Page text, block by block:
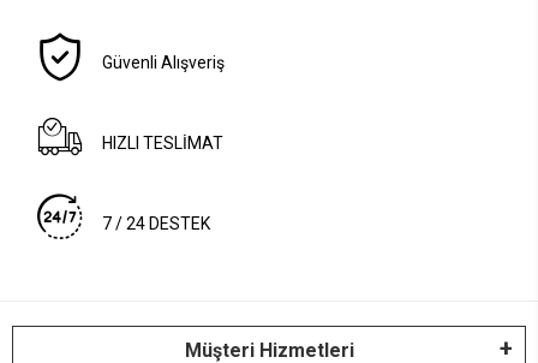
Güvenli Alışveriş
HIZLI TESLİMAT
7 / 24 DESTEK
Müşteri Hizmetleri